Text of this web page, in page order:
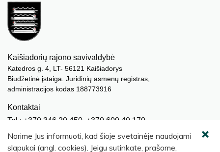
Kaišiadorių rajono savivaldybė
Katedros g. 4, LT- 56121 Kaišiadorys
Biudžetinė įstaiga. Juridinių asmenų registras,
administracijos kodas 188773916
Kontaktai
Tel.: +370 346 20 450, +370 609 40 170
El. paštas.: meras@kaisiadorys.lt
dokumentai@kaisiadorys.lt
Norime Jus informuoti, kad šioje svetainėje naudojami
slapukai (angl. cookies). Jeigu sutinkate, prašome,